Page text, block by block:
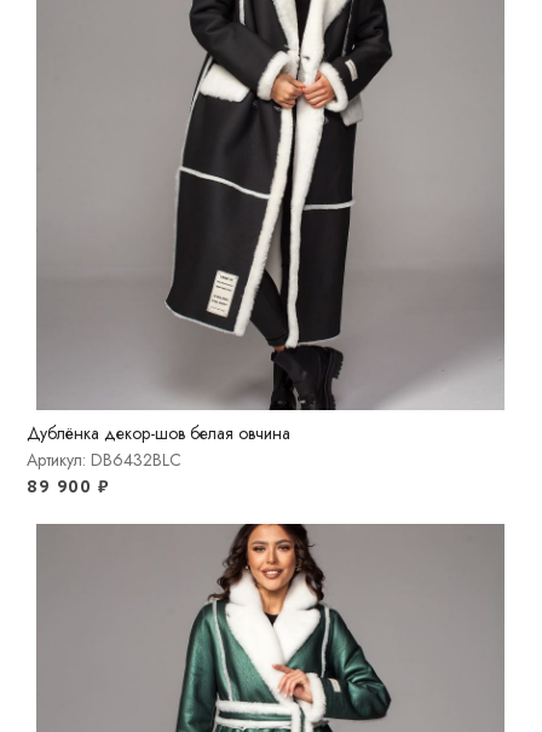
Дублёнка декор-шов белая овчина
Артикул: DB6432BLC
89 900 ₽